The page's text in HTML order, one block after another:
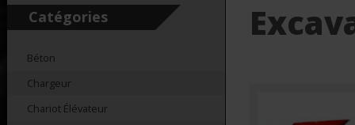
Catégories
Béton
Chargeur
Chariot Élévateur